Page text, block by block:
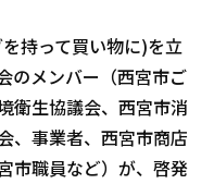
持って買い物に)を立
のメンバー（西宮市ご
衛生協議会、西宮市消
、事業者、西宮市商店
市職員など）が、啓発